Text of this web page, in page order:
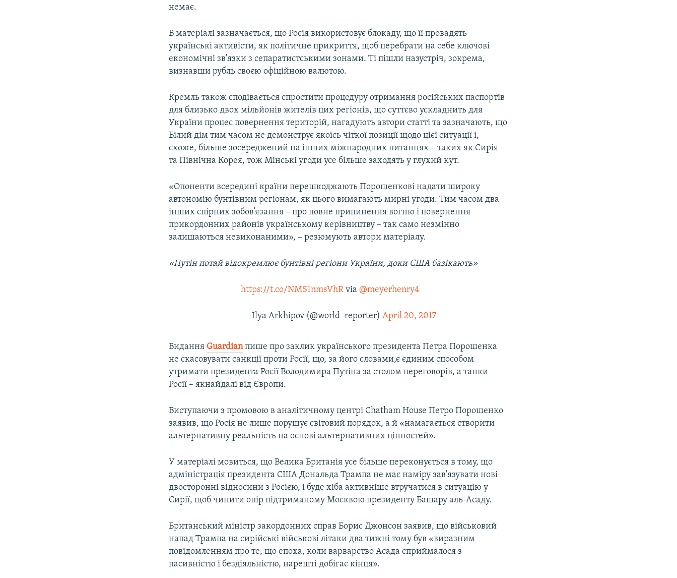
немає.
В матеріалі зазначається, що Росія використовує блокаду, що її провадять
українські активісти, як політичне прикриття, щоб перебрати на себе ключові
економічні зв'язки з сепаратистськими зонами. Ті пішли назустріч, зокрема,
визнавши рубль своєю офіційною валютою.
Кремль також сподівається спростити процедуру отримання російських паспортів
для близько двох мільйонів жителів цих регіонів, що суттєво ускладнить для
України процес повернення територій, нагадують автори статті та зазначають, що
Білий дім тим часом не демонструє якоїсь чіткої позиції щодо цієї ситуації і,
схоже, більше зосереджений на інших міжнародних питаннях – таких як Сирія
та Північна Корея, тож Мінські угоди усе більше заходять у глухий кут.
«Опоненти всередині країни перешкоджають Порошенкові надати широку
автономію бунтівним регіонам, як цього вимагають мирні угоди. Тим часом два
інших спірних зобов’язання – про повне припинення вогню і повернення
прикордонних районів українському керівництву – так само незмінно
залишаються невиконаними», – резюмують автори матеріалу.
«Путін потай відокремлює бунтівні регіони України, доки США базікають»
https://t.co/NMS1nmsVhRvia @meyerhenry4
— Ilya Arkhipov (@world_reporter) April 20, 2017
Видання Guardianпише про заклик українського президента Петра Порошенка
не скасовувати санкції проти Росії, що, за його словами,є єдиним способом
утримати президента Росії Володимира Путіна за столом переговорів, а танки
Росії – якнайдалі від Європи.
Виступаючи з промовою в аналітичному центрі Chatham House Петро Порошенко
заявив, що Росія не лише порушує світовий порядок, а й «намагається створити
альтернативну реальність на основі альтернативних цінностей».
У матеріалі мовиться, що Велика Британія усе більше переконується в тому, що
адміністрація президента США Дональда Трампа не має наміру зав'язувати нові
двосторонні відносини з Росією, і буде хіба активніше втручатися в ситуацію у
Сирії, щоб чинити опір підтриманому Москвою президенту Башару аль-Асаду.
Британський міністр закордонних справ Борис Джонсон заявив, що військовий
напад Трампа на сирійські військові літаки два тижні тому був «виразним
повідомленням про те, що епоха, коли варварство Асада сприймалося з
пасивністю і бездіяльністю, нарешті добігає кінця».